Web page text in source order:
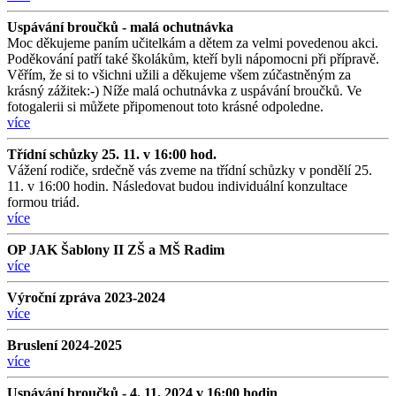
Uspávání broučků - malá ochutnávka
Moc děkujeme paním učitelkám a dětem za velmi povedenou akci.
Poděkování patří také školákům, kteří byli nápomocni při přípravě.
Věřím, že si to všichni užili a děkujeme všem zúčastněným za
krásný zážitek:-) Níže malá ochutnávka z uspávání broučků. Ve
fotogalerii si můžete připomenout toto krásné odpoledne.
více
Třídní schůzky 25. 11. v 16:00 hod.
Vážení rodiče, srdečně vás zveme na třídní schůzky v pondělí 25.
11. v 16:00 hodin. Následovat budou individuální konzultace
formou triád.
více
OP JAK Šablony II ZŠ a MŠ Radim
více
Výroční zpráva 2023-2024
více
Bruslení 2024-2025
více
Uspávání broučků - 4. 11. 2024 v 16:00 hodin